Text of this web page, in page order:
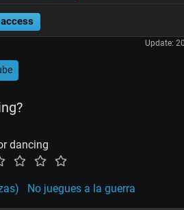
Update:
dancing
No juegues a la guerra